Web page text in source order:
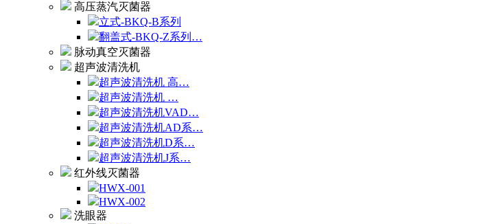
高压蒸汽灭菌器
立式-BKQ-B系列
翻盖式-BKQ-Z系列…
脉动真空灭菌器
超声波清洗机
超声波清洗机 高…
超声波清洗机 …
超声波清洗机VAD…
超声波清洗机AD系…
超声波清洗机D系…
超声波清洗机J系…
红外线灭菌器
HWX-001
HWX-002
洗眼器